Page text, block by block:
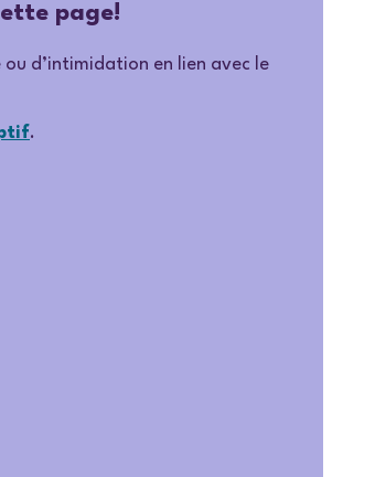
page!
d’intimidation en lien avec le
.